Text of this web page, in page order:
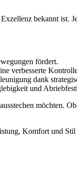
bekannt
fördert.
verbesserte
dank
und
möchten.
Komfort und